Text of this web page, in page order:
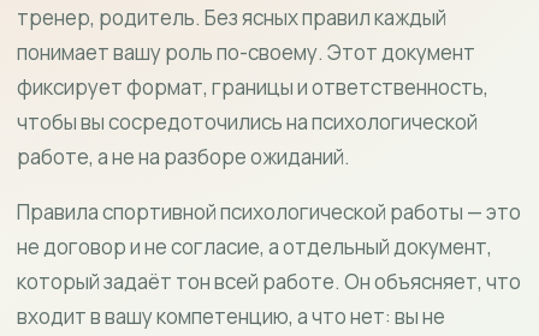
тренер, родитель. Без ясных правил каждый
понимает вашу роль по-своему. Этот документ
фиксирует формат, границы и ответственность,
чтобы вы сосредоточились на психологической
работе, а не на разборе ожиданий.
Правила спортивной психологической работы — это
не договор и не согласие, а отдельный документ,
который задаёт тон всей работе. Он объясняет, что
входит в вашу компетенцию, а что нет: вы не